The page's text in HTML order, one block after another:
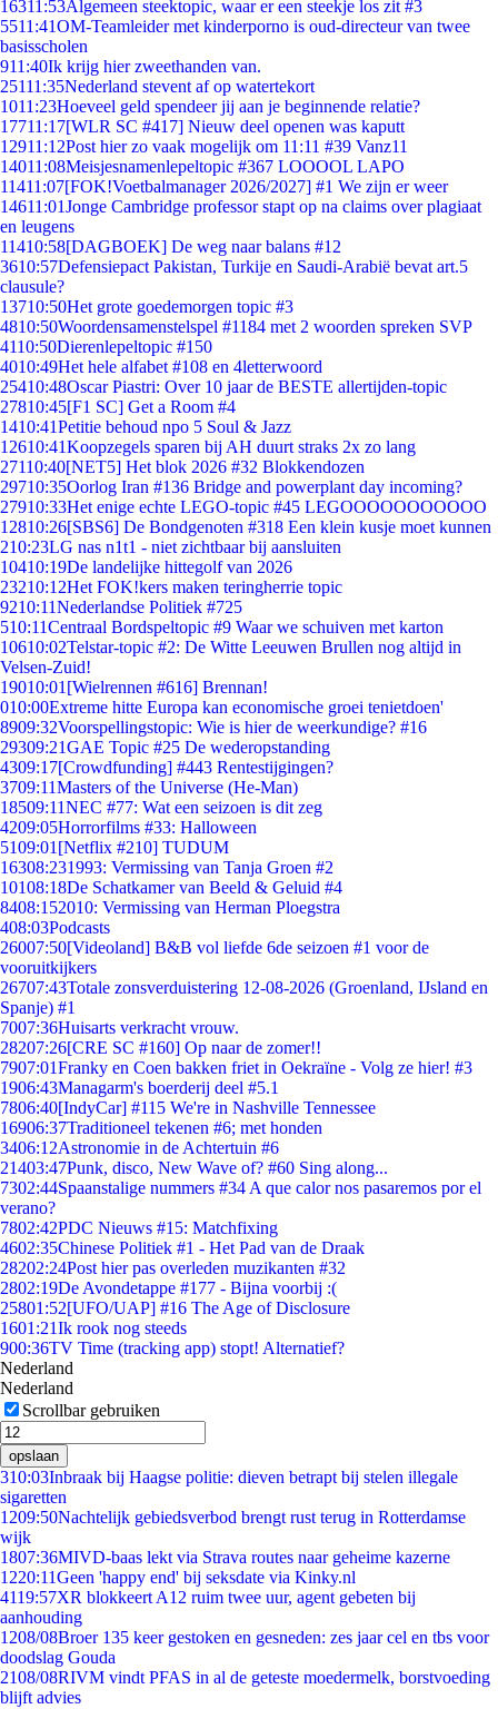
16311:53Algemeen steektopic, waar er een steekje los zit #3
5511:41OM-Teamleider met kinderporno is oud-directeur van twee
basisscholen
911:40Ik krijg hier zweethanden van.
25111:35Nederland stevent af op watertekort
1011:23Hoeveel geld spendeer jij aan je beginnende relatie?
17711:17[WLR SC #417] Nieuw deel openen was kaputt
12911:12Post hier zo vaak mogelijk om 11:11 #39 Vanz11
14011:08Meisjesnamenlepeltopic #367 LOOOOL LAPO
11411:07[FOK!Voetbalmanager 2026/2027] #1 We zijn er weer
14611:01Jonge Cambridge professor stapt op na claims over plagiaat
en leugens
11410:58[DAGBOEK] De weg naar balans #12
3610:57Defensiepact Pakistan, Turkije en Saudi-Arabië bevat art.5
clausule?
13710:50Het grote goedemorgen topic #3
4810:50Woordensamenstelspel #1184 met 2 woorden spreken SVP
4110:50Dierenlepeltopic #150
4010:49Het hele alfabet #108 en 4letterwoord
25410:48Oscar Piastri: Over 10 jaar de BESTE allertijden-topic
27810:45[F1 SC] Get a Room #4
1410:41Petitie behoud npo 5 Soul & Jazz
12610:41Koopzegels sparen bij AH duurt straks 2x zo lang
27110:40[NET5] Het blok 2026 #32 Blokkendozen
29710:35Oorlog Iran #136 Bridge and powerplant day incoming?
27910:33Het enige echte LEGO-topic #45 LEGOOOOOOOOOOO
12810:26[SBS6] De Bondgenoten #318 Een klein kusje moet kunnen
210:23LG nas n1t1 - niet zichtbaar bij aansluiten
10410:19De landelijke hittegolf van 2026
23210:12Het FOK!kers maken teringherrie topic
9210:11Nederlandse Politiek #725
510:11Centraal Bordspeltopic #9 Waar we schuiven met karton
10610:02Telstar-topic #2: De Witte Leeuwen Brullen nog altijd in
Velsen-Zuid!
19010:01 [Wielrennen #616] Brennan!
010:00Extreme hitte Europa kan economische groei tenietdoen'
8909:32Voorspellingstopic: Wie is hier de weerkundige? #16
29309:21GAE Topic #25 De wederopstanding
4309:17[Crowdfunding] #443 Rentestijgingen?
3709:11Masters of the Universe (He-Man)
18509:11NEC #77: Wat een seizoen is dit zeg
4209:05Horrorfilms #33: Halloween
5109:01 [Netflix #210] TUDUM
16308:231993: Vermissing van Tanja Groen #2
10108:18De Schatkamer van Beeld & Geluid #4
8408:152010: Vermissing van Herman Ploegstra
408:03Podcasts
26007:50[Videoland] B&B vol liefde 6de seizoen #1 voor de
vooruitkijkers
26707:43Totale zonsverduistering 12-08-2026 (Groenland, IJsland en
Spanje) #1
7007:36Huisarts verkracht vrouw.
28207:26[CRE SC #160] Op naar de zomer!!
7907:01Franky en Coen bakken friet in Oekraïne - Volg ze hier! #3
1906:43Managarm's boerderij deel #5.1
7806:40[IndyCar] #115 We're in Nashville Tennessee
16906:37Traditioneel tekenen #6; met honden
3406:12Astronomie in de Achtertuin #6
21403:47Punk, disco, New Wave of? #60 Sing along...
7302:44Spaanstalige nummers #34 A que calor nos pasaremos por el
verano?
7802:42PDC Nieuws #15: Matchfixing
4602:35Chinese Politiek #1 - Het Pad van de Draak
28202:24Post hier pas overleden muzikanten #32
2802:19De Avondetappe #177 - Bijna voorbij :(
25801:52[UFO/UAP] #16 The Age of Disclosure
1601:21Ik rook nog steeds
900:36TV Time (tracking app) stopt! Alternatief?
Nederland
Nederland
Scrollbar gebruiken
opslaan
310:03Inbraak bij Haagse politie: dieven betrapt bij stelen illegale
sigaretten
1209:50Nachtelijk gebiedsverbod brengt rust terug in Rotterdamse
wijk
1807:36MIVD-baas lekt via Strava routes naar geheime kazerne
1220:11Geen 'happy end' bij seksdate via Kinky.nl
4119:57XR blokkeert A12 ruim twee uur, agent gebeten bij
aanhouding
1208/08Broer 135 keer gestoken en gesneden: zes jaar cel en tbs voor
doodslag Gouda
2108/08RIVM vindt PFAS in al de geteste moedermelk, borstvoeding
blijft advies